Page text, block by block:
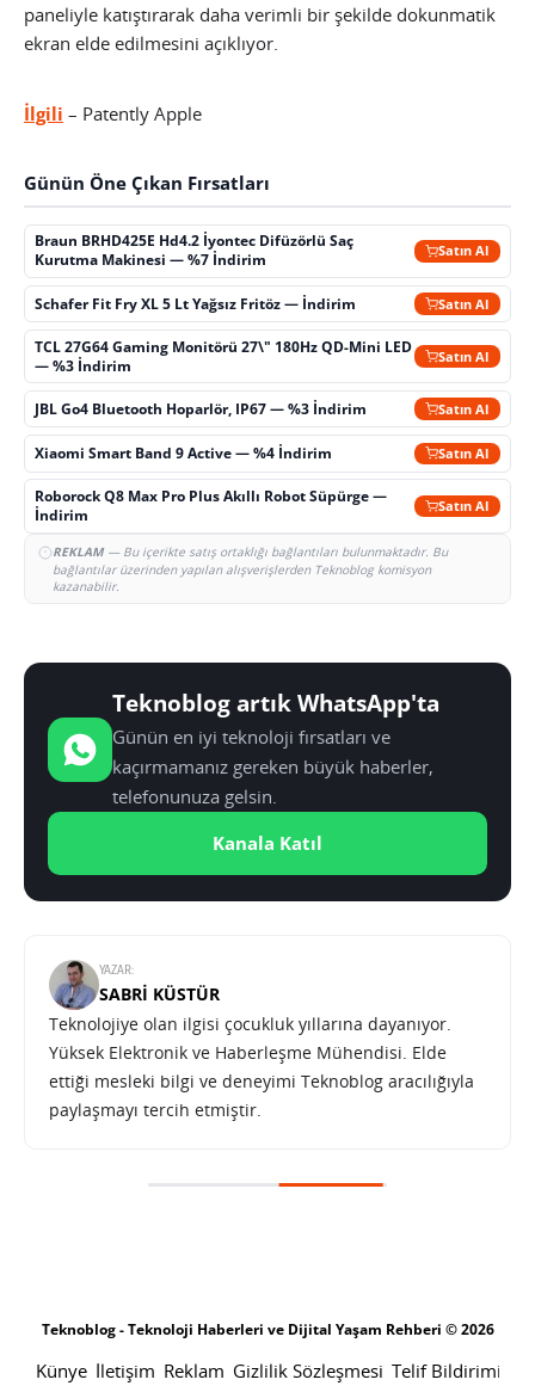
paneliyle katıştırarak daha verimli bir şekilde dokunmatik
ekran elde edilmesini açıklıyor.
İlgili – Patently Apple
Günün Öne Çıkan Fırsatları
Braun BRHD425E Hd4.2 İyontec Difüzörlü Saç
Kurutma Makinesi — %7 İndirim
Satın Al
Schafer Fit Fry XL 5 Lt Yağsız Fritöz — İndirim Satın Al
TCL 27G64 Gaming Monitörü 27\" 180Hz QD-Mini LED
— %3 İndirim
Satın Al
JBL Go4 Bluetooth Hoparlör, IP67 — %3 İndirim Satın Al
Xiaomi Smart Band 9 Active — %4 İndirim Satın Al
Roborock Q8 Max Pro Plus Akıllı Robot Süpürge —
İndirim
Satın Al
REKLAM— Bu içerikte satış ortaklığı bağlantıları bulunmaktadır. Bu
bağlantılar üzerinden yapılan alışverişlerden Teknoblog komisyon
kazanabilir.
Teknoblog artık WhatsApp'ta
Günün en iyi teknoloji fırsatları ve
kaçırmamanız gereken büyük haberler,
telefonunuza gelsin.
Kanala Katıl
YAZAR:
SABRI KÜSTÜR
Teknolojiye olan ilgisi çocukluk yıllarına dayanıyor.
Yüksek Elektronik ve Haberleşme Mühendisi. Elde
ettiği mesleki bilgi ve deneyimi Teknoblog aracılığıyla
paylaşmayı tercih etmiştir.
Teknoblog - Teknoloji Haberleri ve Dijital Yaşam Rehberi © 2026
Künye İletişim Reklam Gizlilik Sözleşmesi Telif Bildirimi